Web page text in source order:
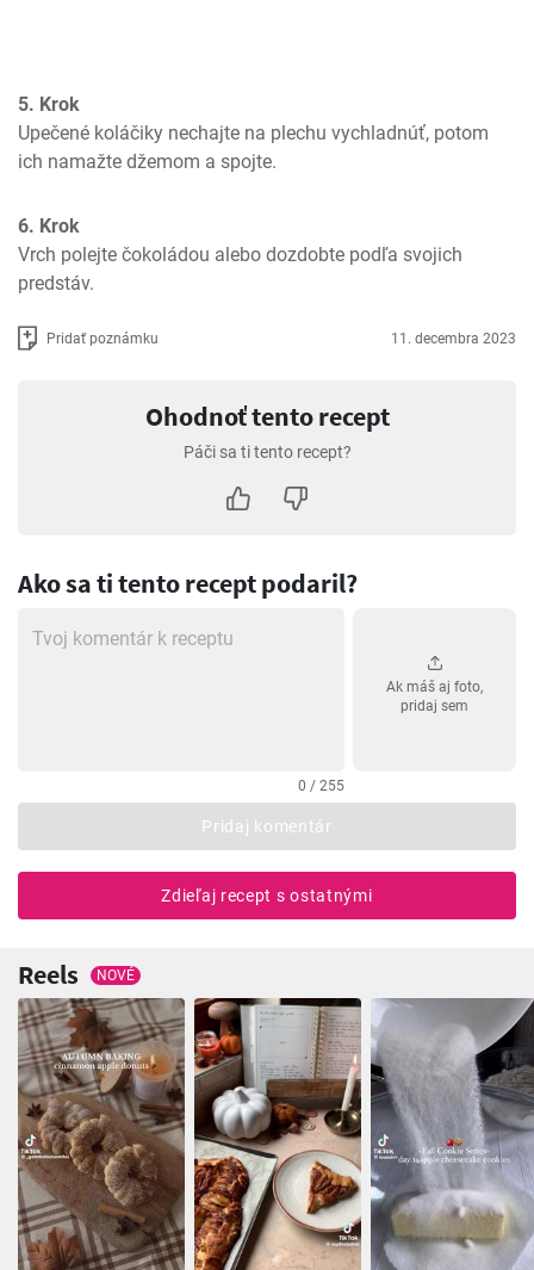
5. Krok
Upečené koláčiky nechajte na plechu vychladnúť, potom
ich namažte džemom a spojte.
6. Krok
Vrch polejte čokoládou alebo dozdobte podľa svojich
predstáv.
Pridať poznámku 11. decembra 2023
Ohodnoť tento recept
Páči sa ti tento recept?
Ako sa ti tento recept podaril?
0 / 255
Ak máš aj foto,
pridaj sem
Pridaj komentár
Zdieľaj recept s ostatnými
Reels NOVÉ